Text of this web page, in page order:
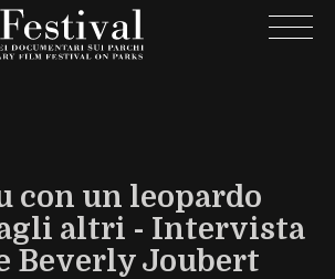
con un leopardo
altri - Intervista
Beverly Joubert